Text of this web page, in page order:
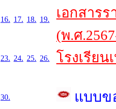
16. 17. 18. 19.
23. 24. 25. 26.
30.
เอกสาร
(พ.ศ
โรงเรีย
แบบข